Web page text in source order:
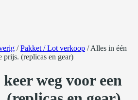
/Pakket / Lot verkoop /Alles in één
prijs. (replicas en gear)
weg voor een